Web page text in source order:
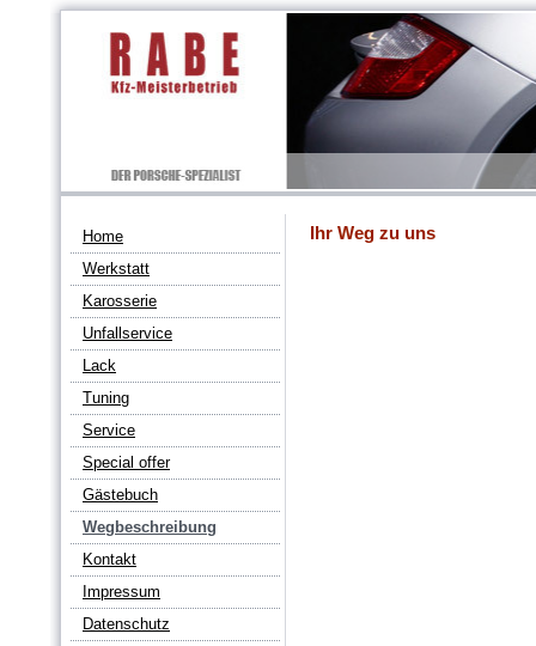
Home
Werkstatt
Karosserie
Unfallservice
Lack
Tuning
Service
Special offer
Gästebuch
Wegbeschreibung
Kontakt
Impressum
Datenschutz
Ihr Weg zu uns